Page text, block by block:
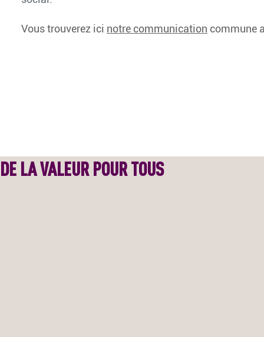
Vous trouverez ici notre communication commune
DE LA VALEUR POUR TOUS